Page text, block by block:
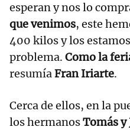
esperan y nos lo
que venimos, este
400 kilos y los
problema. Como la
resumíaFran Iriarte.
Cerca de ellos, en la
los hermanosTomás y